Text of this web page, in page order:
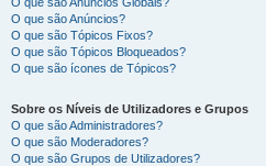
O que são Anúncios?
O que são Tópicos Fixos?
O que são Tópicos Bloqueados?
O que são ícones de Tópicos?
Sobre os Níveis de Utilizadores e Grupos
O que são Administradores?
O que são Moderadores?
O que são Grupos de Utilizadores?